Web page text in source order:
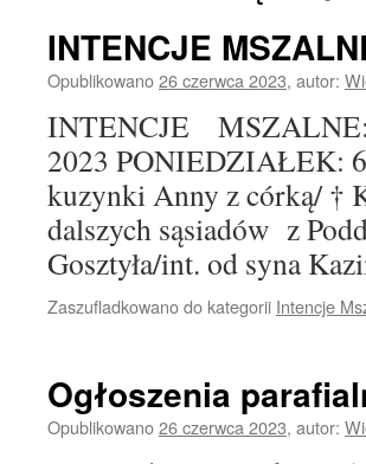
INTENCJE
Opublikowano26 czerwca 2023, autor:
INTENCJE
2023 PONIEDZIAŁEK:
kuzynki Anny z córką/ †
dalszych sąsiadów z
Gosztyła/int. od syna
Zaszufladkowano do kategorii Intencje
Ogłoszenia
Opublikowano26 czerwca 2023, autor: